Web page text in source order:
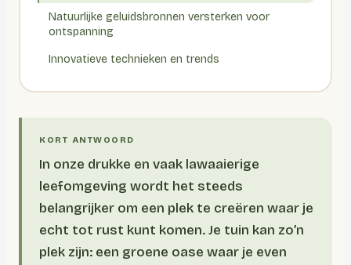
Natuurlijke geluidsbronnen versterken voor
ontspanning
Innovatieve technieken en trends
In onze drukke en vaak lawaaierige
leefomgeving wordt het steeds
belangrijker om een plek te creëren waar je
echt tot rust kunt komen. Je tuin kan zo’n
plek zijn: een groene oase waar je even